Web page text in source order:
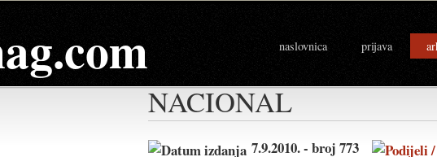
naslovnica prijava
NACIONAL
7.9.2010. - broj 773